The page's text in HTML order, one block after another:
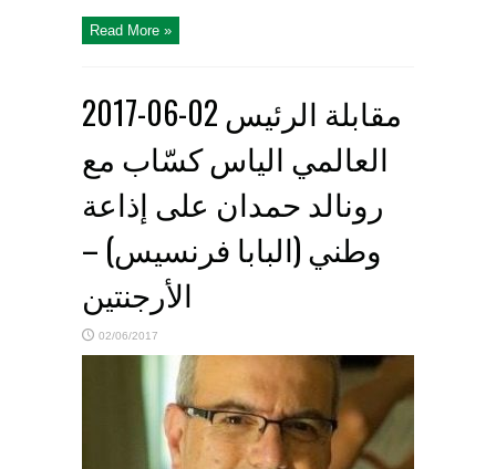
Read More »
2017-06-02 مقابلة الرئيس
العالمي الياس كسّاب مع
رونالد حمدان على إذاعة
وطني (البابا فرنسيس) –
الأرجنتين
02/06/2017